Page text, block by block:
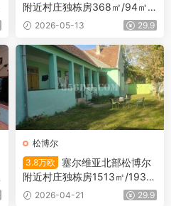
附近村庄独栋房368㎡/94㎡/
3.5万欧
2026-05-13 29.9
松博尔
3.8万欧
塞尔维亚北部松博尔
附近村庄独栋房1513㎡/193
㎡/3.8万欧
2026-04-21 29.9